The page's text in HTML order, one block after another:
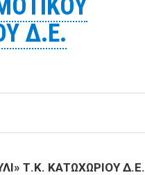
Δ.Ε.
Τ.Κ. ΚΑΤΩΧΩΡΙΟΥ Δ.Ε.